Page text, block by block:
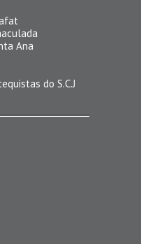
Ana
do S.C.J